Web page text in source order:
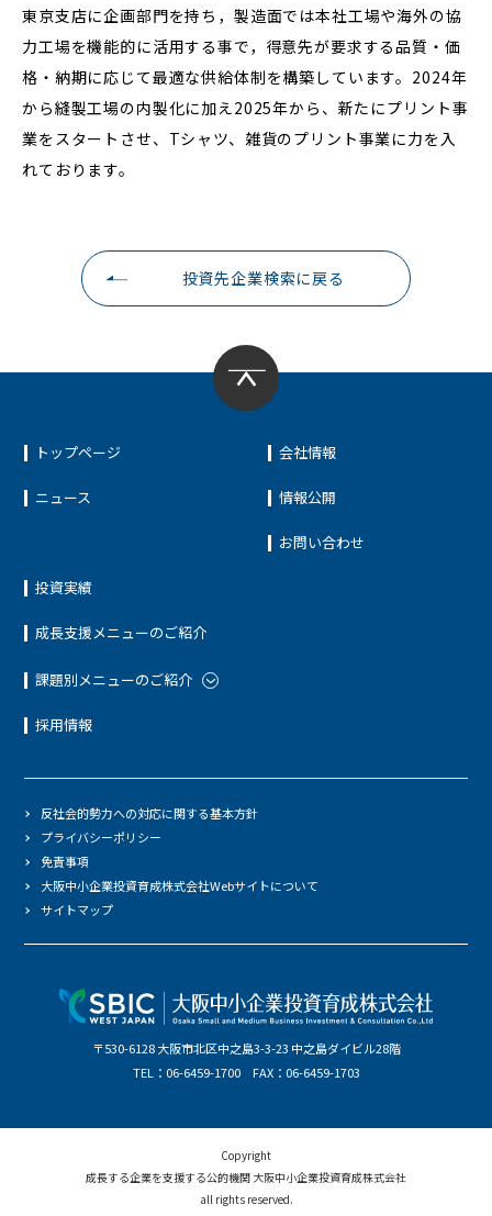
東京支店に企画部門を持ち，製造面では本社工場や海外の協
力工場を機能的に活用する事で，得意先が要求する品質・価
格・納期に応じて最適な供給体制を構築しています。2024年
から縫製工場の内製化に加え2025年から、新たにプリント事
業をスタートさせ、Tシャツ、雑貨のプリント事業に力を入
れております。
投資先企業検索に戻る
トップページ
ニュース
投資実績
成長支援メニューのご紹介
課題別メニューのご紹介
採用情報
会社情報
情報公開
お問い合わせ
〒530-6128 大阪市北区中之島3-3-23 中之島ダイビル28階
TEL：06-6459-1700 FAX：06-6459-1703
反社会的勢力への対応に関する基本方針
プライバシーポリシー
免責事項
大阪中小企業投資育成株式会社Webサイトについて
サイトマップ
Copyright
成長する企業を支援する公的機関 大阪中小企業投資育成株式会社
all rights reserved.